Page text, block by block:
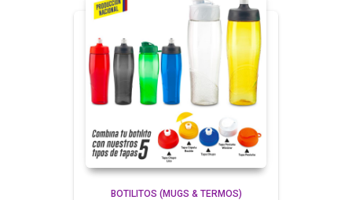
BOTILITOS (MUGS & TERMOS)